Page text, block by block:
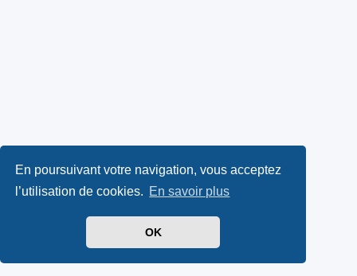
En poursuivant votre navigation, vous acceptez
l’utilisation de cookies. En savoir plus
OK